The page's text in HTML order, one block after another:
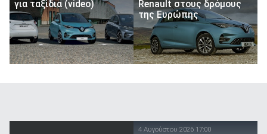
για ταξίδια (video)
Renault στους δρόμους
της Ευρώπης
4 Αυγούστου 2026 17:00